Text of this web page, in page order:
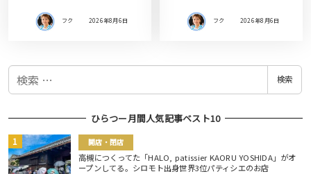
フク 2026年8月6日 フク 2026年8月6日
検
検索
ひらつー月間人気記事ベスト10
開店・閉店
高槻につくってた「HALO, patissier KAORU YOSHIDA」がオ
ープンしてる。シロモト出身世界3位パティシエのお店